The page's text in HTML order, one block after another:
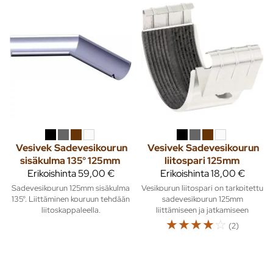
Vesivek Sadevesikourun
sisäkulma 135° 125mm
Erikoishinta59,00 €
Sadevesikourun 125mm sisäkulma
135°. Liittäminen kouruun tehdään
liitoskappaleella.
Vesivek Sadevesikourun
liitospari 125mm
Erikoishinta18,00 €
Vesikourun liitospari on tarkoitettu
sadevesikourun 125mm
liittämiseen ja jatkamiseen
☆☆☆☆☆ (2)